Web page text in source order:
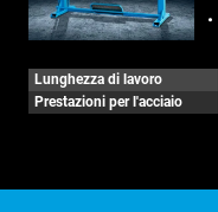
Lunghezza di lavoro
Prestazioni per l'acciaio